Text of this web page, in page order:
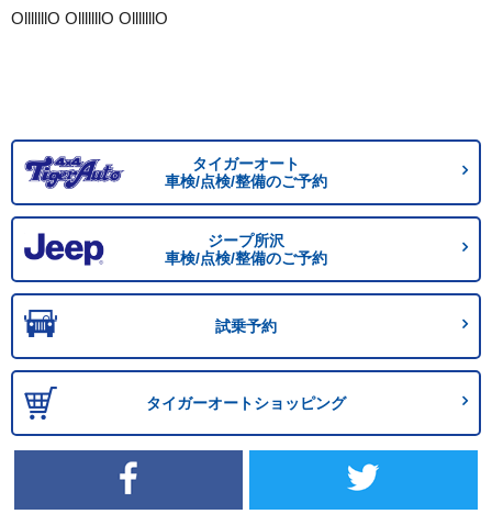
OlllllllO OlllllllO OlllllllO
タイガーオート
車検/点検/整備のご予約
ジープ所沢
車検/点検/整備のご予約
試乗予約
タイガーオートショッピング